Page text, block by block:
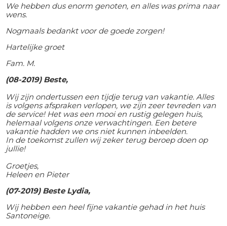
We hebben dus enorm genoten, en alles was prima naar
wens.
Nogmaals bedankt voor de goede zorgen!
Hartelijke groet
Fam. M.
(08-2019) Beste,
Wij zijn ondertussen een tijdje terug van vakantie. Alles
is volgens afspraken verlopen, we zijn zeer tevreden van
de service! Het was een mooi en rustig gelegen huis,
helemaal volgens onze verwachtingen. Een betere
vakantie hadden we ons niet kunnen inbeelden.
In de toekomst zullen wij zeker terug beroep doen op
jullie!
Groetjes,
Heleen en Pieter
(07-2019) Beste Lydia,
Wij hebben een heel fijne vakantie gehad in het huis
Santoneige.